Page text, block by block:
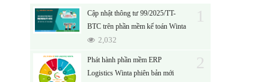
Cập nhật thông tư 99/2025/TT-
BTC trên phần mềm kế toán Winta
2,032
1
Phát hành phần mềm ERP
Logistics Winta phiên bản mới
2